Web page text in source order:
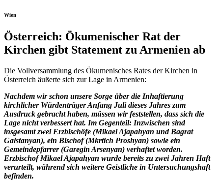
Wien
Österreich: Ökumenischer Rat der
Kirchen gibt Statement zu Armenien ab
Die Vollversammlung des Ökumenisches Rates der Kirchen in
Österreich äußerte sich zur Lage in Armenien:
Nachdem wir schon unsere Sorge über die Inhaftierung
kirchlicher Würdenträger Anfang Juli dieses Jahres zum
Ausdruck gebracht haben, müssen wir feststellen, dass sich die
Lage nicht verbessert hat. Im Gegenteil: Inzwischen sind
insgesamt zwei Erzbischöfe (Mikael Ajapahyan und Bagrat
Galstanyan), ein Bischof (Mkrtich Proshyan) sowie ein
Gemeindepfarrer (Garegin Arsenyan) verhaftet worden.
Erzbischof Mikael Ajapahyan wurde bereits zu zwei Jahren Haft
verurteilt, während sich weitere Geistliche in Untersuchungshaft
befinden.